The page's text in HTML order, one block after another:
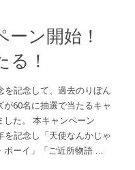
ン開始！
！
を記念して、過去のりぼん
60名に抽選で当たるキャ
した。 本キャンペーン
を記念し「天使なんかじゃ
ボーイ」「ご近所物語 …